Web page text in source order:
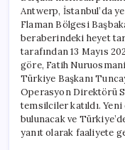
Antwerp, İstanbul’da
Flaman Bölgesi
beraberindeki heyet
tarafından 13 Mayıs
göre, Fatih
Türkiye Başkanı
Operasyon Direktörü
temsilciler katıldı. Yeni
bulunacak ve
yanıt olarak faaliyete